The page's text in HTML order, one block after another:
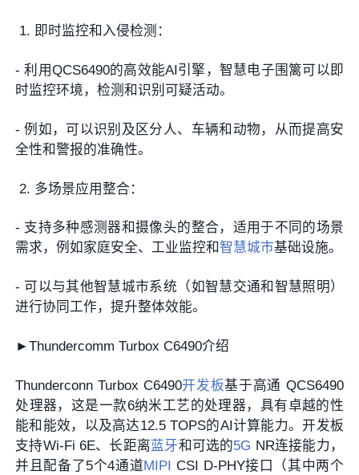
即时监控和入侵检测：
- 利用QCS6490的高效能AI引擎，智慧电子围篱可以即
时监控环境，检测和识别可疑活动。
- 例如，可以识别及区分人、车辆和动物，从而提高安
全性和警报的准确性。
多场景应用整合：
- 支持多种感测器和摄像头的整合，适用于不同的场景
需求，例如家庭安全、工业监控和智慧城市基础设施。
- 可以与其他智慧城市系统（如智慧交通和智慧照明）
进行协同工作，提升整体效能。
►Thundercomm Turbox C6490介绍
Thunderconn Turbox C6490开发板基于高通 QCS6490
处理器，这是一款6纳米工艺的处理器，具有卓越的性
能和能效，以及高达12.5 TOPS的AI计算能力。开发板
支持Wi-Fi 6E、长距离蓝牙和可选的5G NR连接能力，
并且配备了5个4通道MIPI CSI D-PHY接口（其中两个